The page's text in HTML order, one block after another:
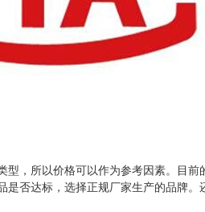
，所以价格可以作为参考因素。目
否达标，选择正规厂家生产的品牌。